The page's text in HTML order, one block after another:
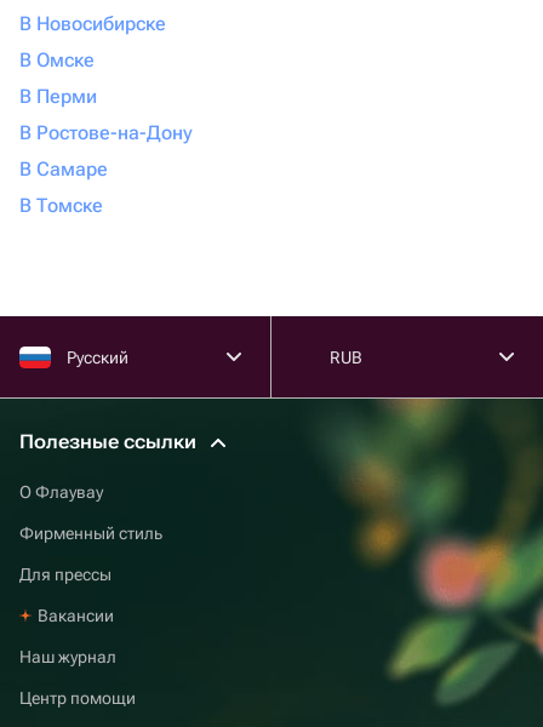
В Новосибирске
В Омске
В Перми
В Ростове-на-Дону
В Самаре
В Томске
Русский RUB
Полезные ссылки
О Флаувау
Фирменный стиль
Для прессы
Вакансии
Наш журнал
Центр помощи